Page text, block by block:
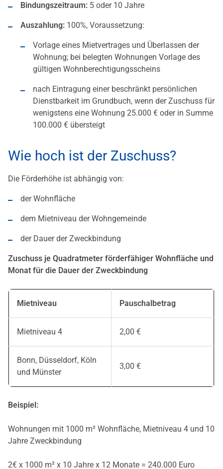
Bindungszeitraum: 5 oder 10 Jahre
Auszahlung: 100%, Voraussetzung:
Vorlage eines Mietvertrages und Überlassen der
Wohnung; bei belegten Wohnungen Vorlage des
gültigen Wohnberechtigungsscheins
nach Eintragung einer beschränkt persönlichen
Dienstbarkeit im Grundbuch, wenn der Zuschuss für
wenigstens eine Wohnung 25.000 € oder in Summe
100.000 € übersteigt
Wie hoch ist der Zuschuss?
Die Förderhöhe ist abhängig von:
der Wohnfläche
dem Mietniveau der Wohngemeinde
der Dauer der Zweckbindung
Zuschuss je Quadratmeter förderfähiger Wohnfläche und
Monat für die Dauer der Zweckbindung
Mietniveau Pauschalbetrag
Mietniveau 4 2,00 €
Bonn, Düsseldorf, Köln
und Münster
3,00 €
Beispiel:
Wohnungen mit 1000 m² Wohnfläche, Mietniveau 4 und 10
Jahre Zweckbindung
2€ x 1000 m² x 10 Jahre x 12 Monate = 240.000 Euro